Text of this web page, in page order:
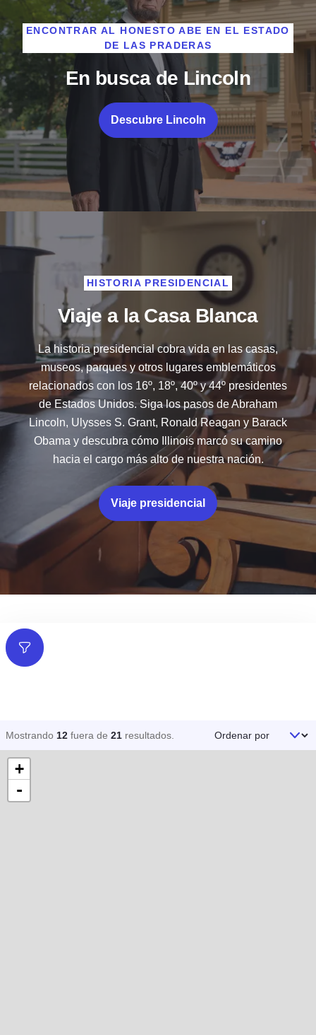
En busca de Lincoln
ENCONTRAR AL HONESTO ABE EN EL ESTADO
DE LAS PRADERAS
Descubre Lincoln
Viaje a la Casa Blanca
HISTORIA PRESIDENCIAL
La historia presidencial cobra vida en las casas,
museos, parques y otros lugares emblemáticos
relacionados con los 16º, 18º, 40º y 44º presidentes
de Estados Unidos. Siga los pasos de Abraham
Lincoln, Ulysses S. Grant, Ronald Reagan y Barack
Obama y descubra cómo Illinois marcó su camino
hacia el cargo más alto de nuestra nación.
Viaje presidencial
Filtros
Mostrando 12 fuera de 21 resultados Ordenar por
+
-